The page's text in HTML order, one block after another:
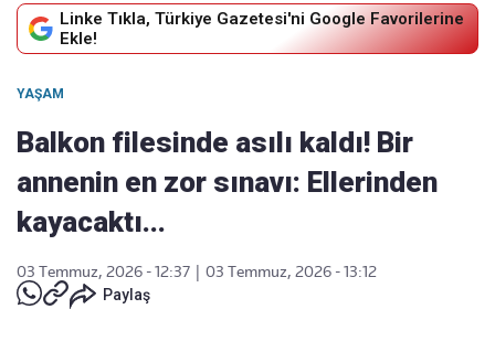
Linke Tıkla, Türkiye Gazetesi'ni Google Favorilerine
Ekle!
YAŞAM
Balkon filesinde asılı kaldı! Bir
annenin en zor sınavı: Ellerinden
kayacaktı...
03 Temmuz, 2026 - 12:37
03 Temmuz, 2026 - 13:12
Paylaş